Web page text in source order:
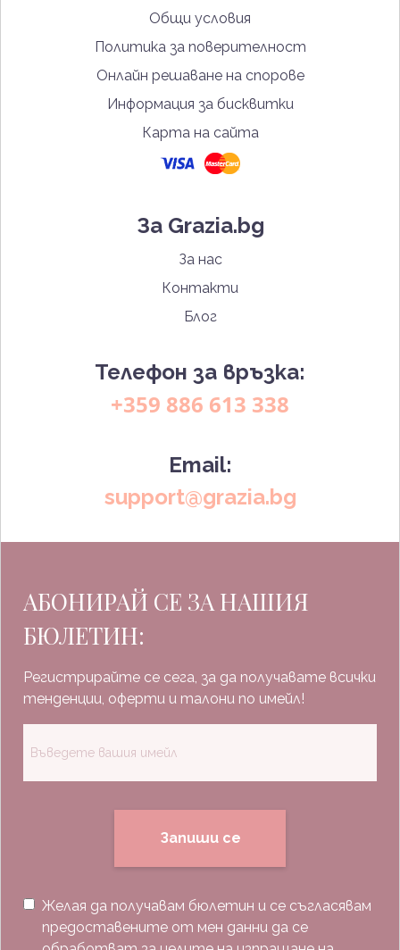
Общи условия
Политика за поверителност
Онлайн решаване на спорове
Информация за бисквитки
Карта на сайта
За Grazia.bg
За нас
Контакти
Блог
Телефон за връзка:
+359 886 613 338
Email:
support@grazia.bg
АБОНИРАЙ СЕ ЗА НАШИЯ
БЮЛЕТИН:
Регистрирайте се сега, за да получавате всички
тенденции, оферти и талони по имейл!
Запиши се
Желая да получавам бюлетин и се съгласявам
предоставените от мен данни да се